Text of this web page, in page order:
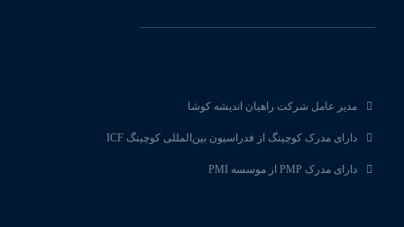
مدیر عامل شرکت راهیان اندیشه کوشا
دارای مدرک کوچینگ از فدراسیون بین‌المللی کوچینگ ICF
دارای مدرک PMP از موسسه PMI